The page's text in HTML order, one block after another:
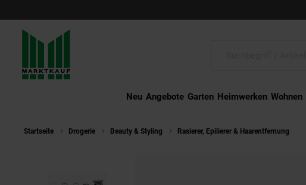
Neu Angebote Garten Heimwerken Wohnen
Startseite Drogerie Beauty & Styling Rasierer, Epilierer & Haarentfernung